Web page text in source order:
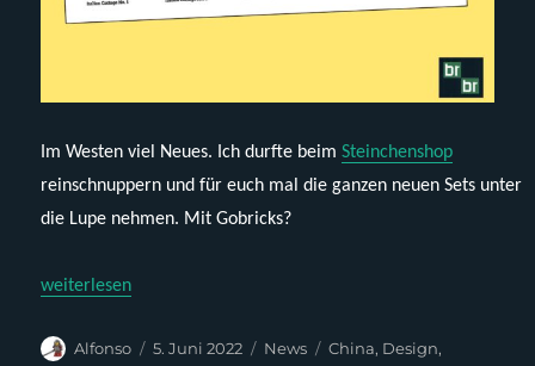
Im Westen viel Neues. Ich durfte beimSteinchenshop
reinschnuppern und für euch mal die ganzen neuen Sets unter
die Lupe nehmen. Mit Gobricks?
„Steinchenshop, Probricks, neue MOCs, Gobricks & Relaunch“
weiterlesen
Autor
Alfonso
Veröffentlicht
5. Juni 2022 Kategorien
News Schlagwörter
China, Design,